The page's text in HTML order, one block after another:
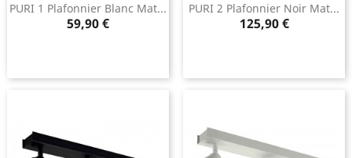
PURI 1 Plafonnier Blanc Mat...
Prix
59,90 €
PURI 2 Plafonnier Noir Mat...
Prix
125,90 €